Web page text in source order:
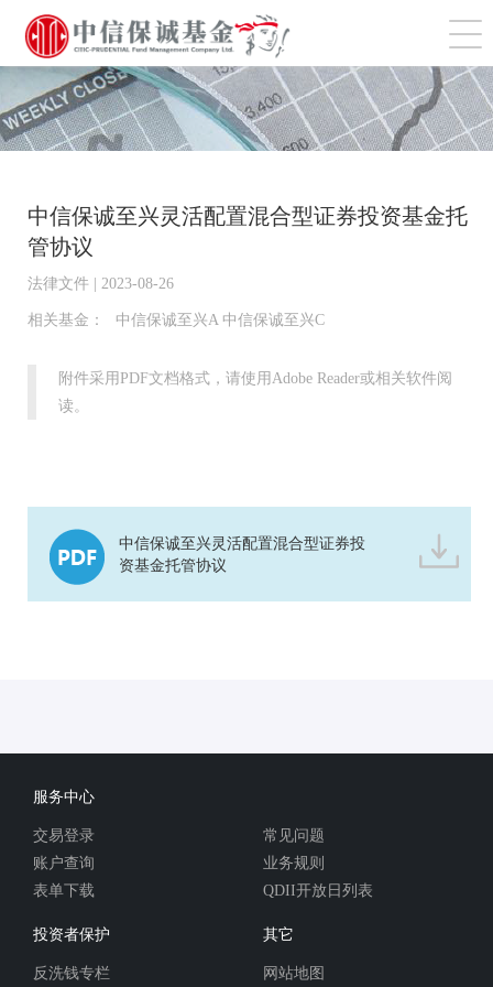
切
中信保诚至兴灵活配置混合型证券投资基金托
管协议
法律文件 | 2023-08-26
相关基金： 中信保诚至兴A 中信保诚至兴C
附件采用PDF文档格式，请使用Adobe Reader或相关软件阅
读。
中信保诚至兴灵活配置混合型证券投
资基金托管协议
服务中心
交易登录
账户查询
表单下载
常见问题
业务规则
QDII开放日列表
投资者保护
反洗钱专栏
其它
网站地图